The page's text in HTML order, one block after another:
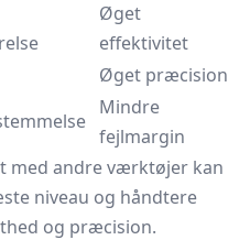
Øget
effektivitet
Øget præcision
Mindre
fejlmargin
med andre værktøjer kan
niveau og håndtere
og præcision.